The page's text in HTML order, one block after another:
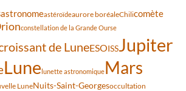
astronomeastéroïdeaurore boréaleChilicomète
constellation de la Grande Ourse
de LuneESOISSJupiter
Lunelunette astronomiqueMars
LuneNuits-Saint-Georgesoccultation